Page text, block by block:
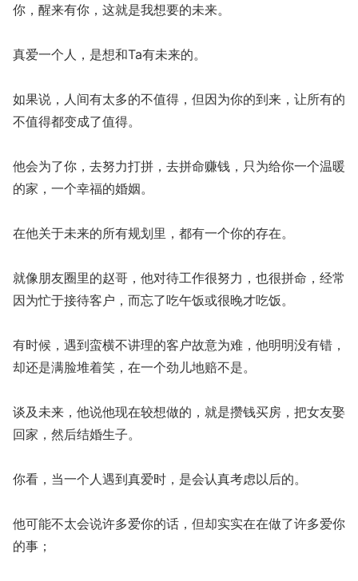
你，醒来有你，这就是我想要的未来。
真爱一个人，是想和Ta有未来的。
如果说，人间有太多的不值得，但因为你的到来，让所有的
不值得都变成了值得。
他会为了你，去努力打拼，去拼命赚钱，只为给你一个温暖
的家，一个幸福的婚姻。
在他关于未来的所有规划里，都有一个你的存在。
就像朋友圈里的赵哥，他对待工作很努力，也很拼命，经常
因为忙于接待客户，而忘了吃午饭或很晚才吃饭。
有时候，遇到蛮横不讲理的客户故意为难，他明明没有错，
却还是满脸堆着笑，在一个劲儿地赔不是。
谈及未来，他说他现在较想做的，就是攒钱买房，把女友娶
回家，然后结婚生子。
你看，当一个人遇到真爱时，是会认真考虑以后的。
他可能不太会说许多爱你的话，但却实实在在做了许多爱你
的事；